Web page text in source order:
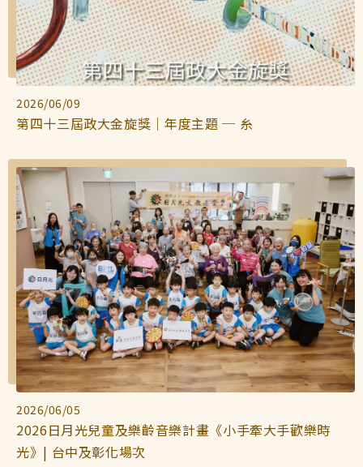
2026/06/09
第四十三屆政大金旋獎｜年度主題 ─ 糸
2026/06/05
2026日月光兒童及樂齡音樂計畫《小手牽大手歡樂時
光》| 台中及彰化場次